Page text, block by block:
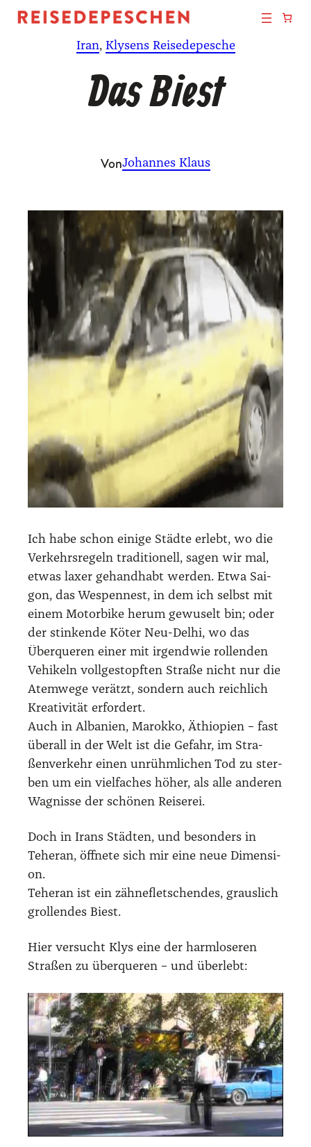
Zum
Iran, Klysens Reisedepesche
Das Biest
VonJohannes Klaus
Ich habe schon eini­ge Städ­te erlebt, wo die
Ver­kehrs­re­geln tra­di­tio­nell, sagen wir mal,
etwas laxer gehand­habt wer­den. Etwa Sai­
gon, das Wes­pen­nest, in dem ich selbst mit
einem Motor­bike her­um gewu­selt bin; oder
der stin­ken­de Köter Neu-Delhi, wo das
Über­que­ren einer mit irgend­wie rol­len­den
Vehi­keln voll­ge­stopf­ten Stra­ße nicht nur die
Atem­we­ge ver­ätzt, son­dern auch reich­lich
Krea­ti­vi­tät erfor­dert.
Auch in Alba­ni­en, Marok­ko, Äthio­pi­en – fast
über­all in der Welt ist die Gefahr, im Stra­
ßen­ver­kehr einen unrühm­li­chen Tod zu ster­
ben um ein viel­fa­ches höher, als alle ande­ren
Wag­nis­se der schö­nen Rei­se­rei.
Doch in Irans Städ­ten, und beson­ders in
Tehe­ran, öff­ne­te sich mir eine neue Dimen­si­
on.
Tehe­ran ist ein zäh­ne­flet­schen­des, graus­lich
grol­len­des Biest.
Hier ver­sucht Klys eine der harm­lo­se­ren
Stra­ßen zu über­que­ren – und über­lebt: